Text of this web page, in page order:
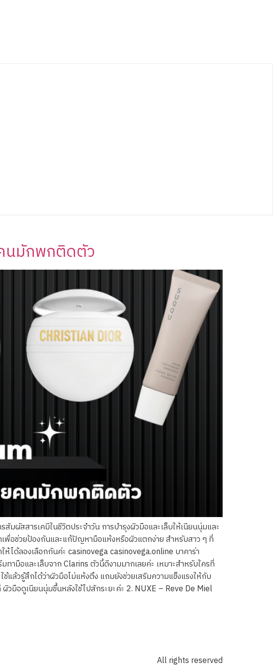
นมักพกติดตัว
มผัสสารเคมีในชีวิตประจำวัน การบำรุงผิวมือและเล็บให้เนียนนุ่มและ
พื่อช่วยป้องกันและแก้ปัญหามือแห้งหรือผิวแตกง่าย สำหรับสาว ๆ ที่
ได้ลองเลือกกันค่ะ casinovega casinovega.online บาคาร่า
มือและเล็บจาก Clarins ตัวนี้ดีงามมากเลยค่ะ เหมาะสำหรับใครที่
แล้วรู้สึกได้ว่าผิวมือไม่แห้งตึง แถมยังช่วยเสริมความแข็งแรงให้กับ
วมือดูเนียนนุ่มขึ้นหลังใช้ไปสักระยะค่ะ 2. NUXE – Reve De Miel
All rights reserved